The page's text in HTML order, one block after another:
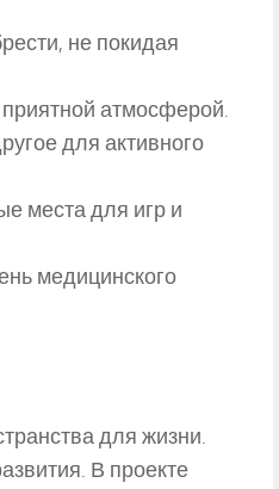
не покидая
атмосферой.
для активного
места для игр и
медицинского
для жизни.
В проекте